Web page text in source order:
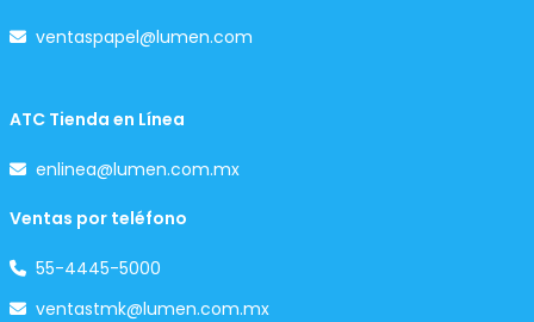
ventaspapel@lumen.com
ATC Tienda en Línea
enlinea@lumen.com.mx
Ventas por teléfono
55-4445-5000
ventastmk@lumen.com.mx